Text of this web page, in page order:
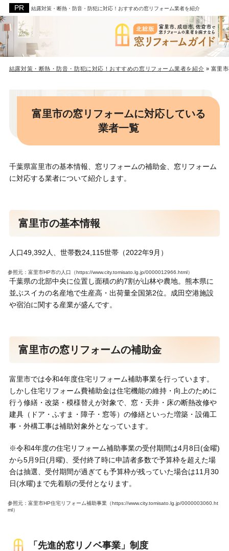
結露対策・断熱・防音・防犯に対応！おすすめの窓リフォーム業者を紹介
結露対策・断熱・防音・防犯に対応！おすすめの窓リフォーム業者を紹介 » 富里
富里市の窓リフォームに対応している
業者一覧
千葉県富里市の基本情報、窓リフォームの補助金、窓リフォーム
に対応する業者について紹介します。
富里市の基本情報
人口49,392人、世帯数24,115世帯（2022年9月）
参照元：富里市HP市の人口（https://www.city.tomisato.lg.jp/0000012966.html）
千葉県の北部中央に位置し面積の約7割が山林や農地。熊本県に
並ぶスイカの名産地で生産高・出荷量全国第2位。成田空港施設
や宿泊に関する産業が盛んです。
富里市の窓リフォームの補助金
富里市では令和4年度住宅リフォーム補助事業を行っています。
しかし住宅リフォーム費補助金は住宅機能の維持・向上のために
行う修繕・改築・模様替えが対象で、窓・天井・床の断熱改修や
建具（ドア・ふすま・障子・窓等）の修繕といった増築・設備工
事・外構工事は補助対象外となっています。
※令和4年度の住宅リフォーム補助事業の受付期間は4月8日(金曜)
から5月9日(月曜)、受付終了時に申請者多数で予算枠を超えた場
合は抽選、受付期間が過ぎても予算枠が残っていた場合は11月30
日(水曜)まで先着順の受付となります。
参照元：富里市HP住宅リフォーム補助事業（https://www.city.tomisato.lg.jp/0000003060.ht
ml）
「先進的窓リノベ事業」制度